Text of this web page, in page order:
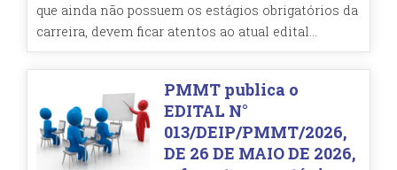
que ainda não possuem os estágios obrigatórios da
carreira, devem ficar atentos ao atual edital...
PMMT publica o
EDITAL N°
013/DEIP/PMMT/2026,
DE 26 DE MAIO DE 2026,